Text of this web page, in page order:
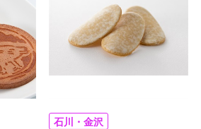
石川・金沢